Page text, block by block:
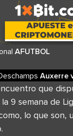
AFUTBOL
Auxerre
que
9 semana de
lo que son,